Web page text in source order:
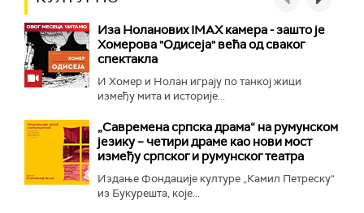
Иза Ноланових IMAX камера - зашто је
Хомерова "Одисеја" већа од сваког
спектакла
И Хомер и Нолан играју по танкој жици
између мита и историје...
„Савремена српска драма“ на румунском
језику – четири драме као нови мост
између српског и румунског театра
Издање Фондације културе „Камил Петреску“
из Букурешта, које...